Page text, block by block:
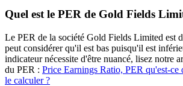
Quel est le PER de Gold Fields
Le PER de la société Gold Fields Limited est
peut considérer qu'il est bas puisqu'il est
indicateur nécessite d'être nuancé, lisez notre
du PER : Price Earnings Ratio, PER qu'est-ce
le calculer ?